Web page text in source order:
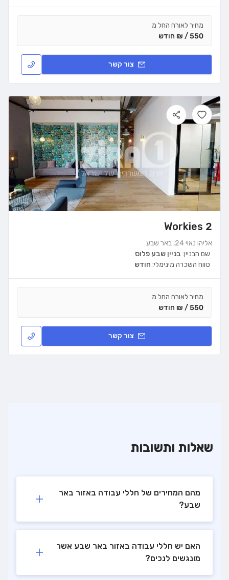
מחיר לאורח החל מ
550 / ₪ חודש
צור קשר
Workies 2
אליהו נאוי 24, באר שבע
שם הבניין: בניין שבע פלוס
טווח השכרה מינימלי: חודש
מחיר לאורח החל מ
550 / ₪ חודש
צור קשר
שאלות ותשובות
מהם המחירים של חללי עבודה באזור באר
שבע?
האם יש חללי עבודה באזור באר שבע אשר
מונגשים לנכים?